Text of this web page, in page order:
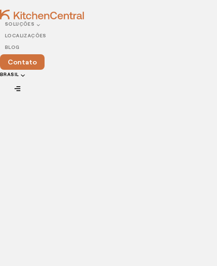
SOLUÇÕES
LOCALIZAÇÕES
BLOG
Contato
BRASIL